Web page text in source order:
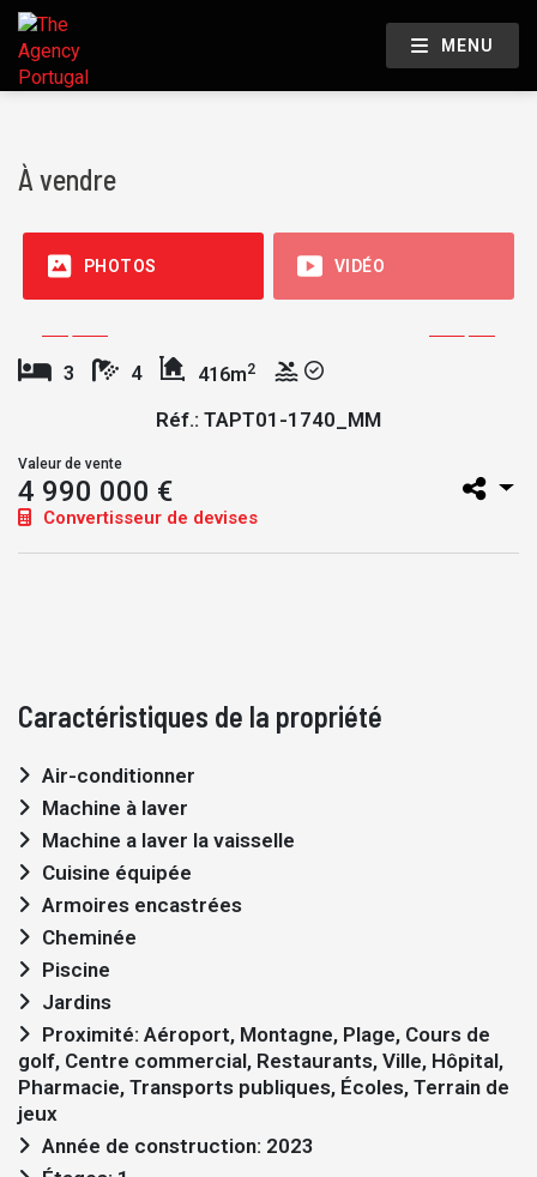
MENU
À vendre
PHOTOS VIDÉO
3 4 416m2
Réf.: TAPT01-1740_MM
Valeur de vente
4 990 000 €
Convertisseur de devises
Caractéristiques de la propriété
Air-conditionner
Machine à laver
Machine a laver la vaisselle
Cuisine équipée
Armoires encastrées
Cheminée
Piscine
Jardins
golf, Centre commercial, Restaurants, Ville, Hôpital,
Pharmacie, Transports publiques, Écoles, Terrain de
jeux
Année de construction: 2023